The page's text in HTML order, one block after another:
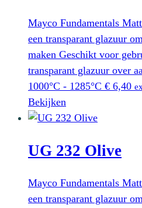
Mayco Fundamentals
een transparant glazuur
maken Geschikt voor
transparant glazuur over
1000°C - 1285°C € 6,40
Bekijken
UG 232 Olive
Mayco Fundamentals
een transparant glazuur